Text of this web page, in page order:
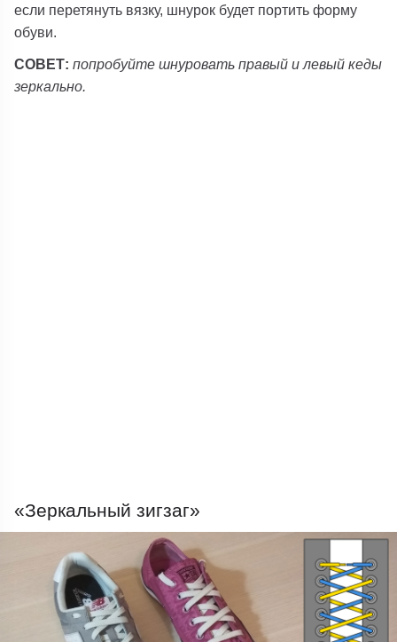
если перетянуть вязку, шнурок будет портить форму
обуви.
СОВЕТ: попробуйте шнуровать правый и левый кеды
зеркально.
«Зеркальный зигзаг»